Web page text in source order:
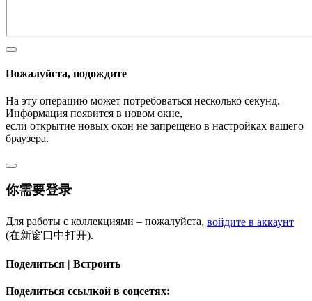
Пожалуйста, подождите
На эту операцию может потребоваться несколько секунд.
Информация появится в новом окне,
если открытие новых окон не запрещено в настройках вашего
браузера.
你需要登录
Для работы с коллекциями – пожалуйста, войдите в аккаунт
(在新窗口中打开).
Поделиться | Встроить
Поделиться ссылкой в соцсетях: